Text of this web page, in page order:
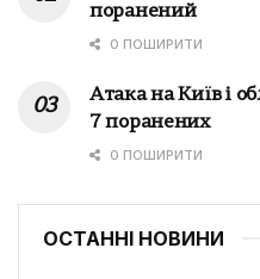
поранений
0 ПОШИРИТИ
Атака на Київ і
7 поранених
0 ПОШИРИТИ
ОСТАННІ НОВИНИ